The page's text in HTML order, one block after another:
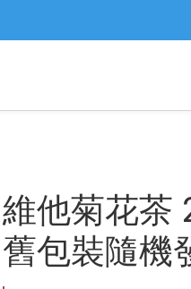
維他菊花茶
舊包裝隨機